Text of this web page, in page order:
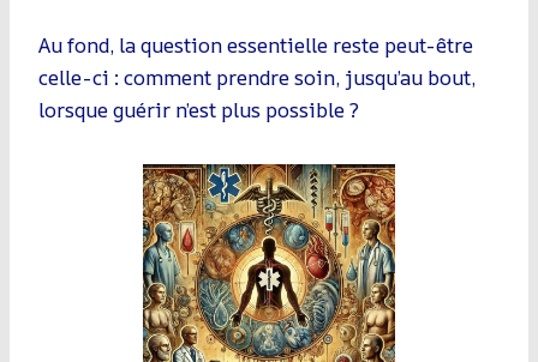
Au fond, la question essentielle reste peut-être
celle-ci : comment prendre soin, jusqu’au bout,
lorsque guérir n’est plus possible ?